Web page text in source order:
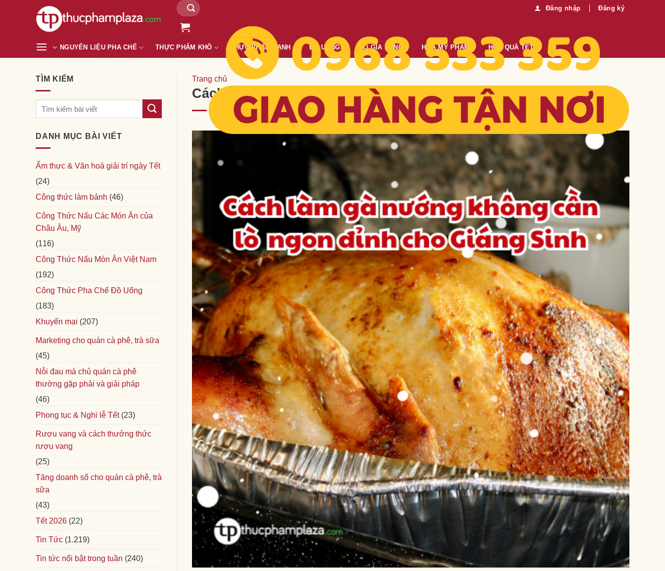
Tìm
kiếm:
Đăng nhập Đăng ký
NGUYÊN LIỆU PHA CHẾ THỰC PHẨM KHÔ THỰC PHẨM LẠNH ĐỒ UỐNG ĐỒ GIA DỤNG HÓA MỸ PHẨM HỘP QUÀ TẾT
TÌM KIẾM
DANH MỤC BÀI VIẾT
Ẩm thực & Văn hoá giải trí ngày Tết
(24)
Công thức làm bánh (46)
Công Thức Nấu Các Món Ăn của
Châu Âu, Mỹ
(116)
Công Thức Nấu Món Ăn Việt Nam
(192)
Công Thức Pha Chế Đồ Uống
(183)
Khuyến mại (207)
Marketing cho quán cà phê, trà sữa
(45)
Nỗi đau mà chủ quán cà phê
thường gặp phải và giải pháp
(46)
Phong tục & Nghi lễ Tết(23)
Rượu vang và cách thưởng thức
rượu vang
(25)
Tăng doanh số cho quán cà phê, trà
sữa
(43)
Tết 2026 (22)
Tin Tức (1.219)
Tin tức nổi bật trong tuần (240)
Trang chủ
Cách làm gà nướng không cần lò vẫn ngon đỉnh cho Giáng Sinh